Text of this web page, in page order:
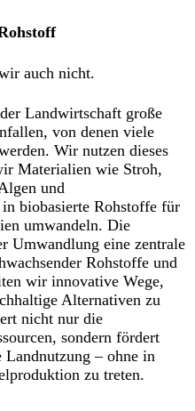
auch nicht.
Landwirtschaft große
von denen viele
Wir nutzen dieses
Materialien wie Stroh,
und
biobasierte Rohstoffe für
umwandeln. Die
Umwandlung eine zentrale
Rohstoffe und
wir innovative Wege,
Alternativen zu
nicht nur die
sondern fördert
Landnutzung – ohne in
zu treten.